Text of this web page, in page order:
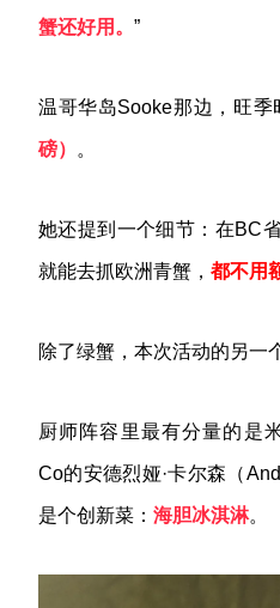
蟹还好用。 ”
温哥华岛Sooke那边，旺季
磅） 。
她还提到一个细节：在BC
就能去抓欧洲青蟹， 都不用
除了绿蟹，本次活动的另一
厨师阵容里最有分量的是
Co的安德烈娅·卡尔森（
是个创新菜： 海胆冰淇淋。